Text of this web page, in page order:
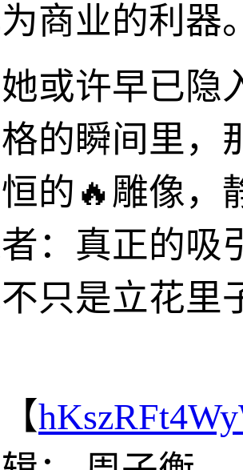
商业的利器
或许早已隐
的瞬间里，
的🔥雕像，
：真正的吸
只是立花里